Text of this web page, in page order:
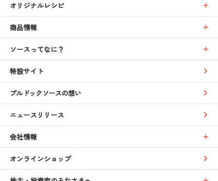
オリジナルレシピ
商品情報
ソースってなに？
特設サイト
ブルドックソースの想い
ニュースリリース
会社情報
オンラインショップ